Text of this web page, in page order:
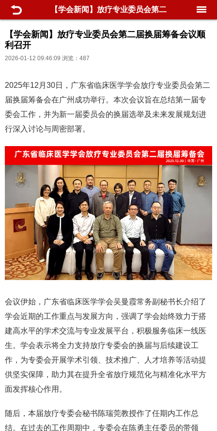
【学会新闻】放疗专业委员会第二
届换届筹备会议顺利召开
【学会新闻】放疗专业委员会第二届换届筹备会议顺
利召开
2026-01-12 09:46:09 浏览：487
2025年12月30日，广东省临床医学学会放疗专业委员会第二
届换届筹备会在广州成功举行。本次会议旨在总结第一届专
委会工作，并为新一届委员会的换届选举及未来发展规划进
行深入讨论与周密部署。
会议伊始，广东省临床医学学会吴曼霞常务副秘书长介绍了
学会近期的工作重点与发展方向，强调了学会始终致力于搭
建高水平的学术交流与专业发展平台，积极服务临床一线医
生。学会表示将全力支持放疗专委会的换届与后续建设工
作，为专委会开展学术引领、技术推广、人才培养等活动提
供坚实保障，助力其在提升全省放疗规范化与精准化水平方
面发挥核心作用。
随后，本届放疗专委会秘书陈瑞莞教授作了任期内工作总
结。在过去的工作周期中，专委会在陈勇主任委员的带领